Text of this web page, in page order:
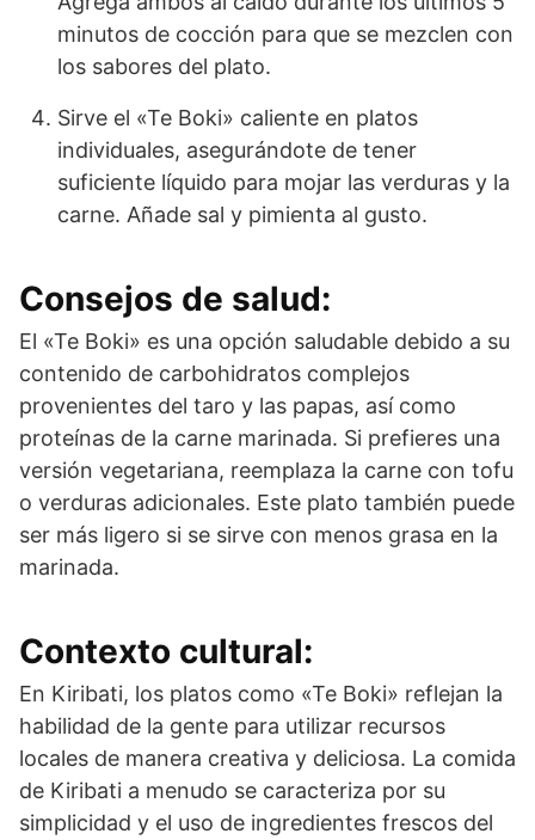
minutos de cocción para que se mezclen con
los sabores del plato.
Sirve el «Te Boki» caliente en platos
individuales, asegurándote de tener
suficiente líquido para mojar las verduras y la
carne. Añade sal y pimienta al gusto.
Consejos de salud:
El «Te Boki» es una opción saludable debido a su
contenido de carbohidratos complejos
provenientes del taro y las papas, así como
proteínas de la carne marinada. Si prefieres una
versión vegetariana, reemplaza la carne con tofu
o verduras adicionales. Este plato también puede
ser más ligero si se sirve con menos grasa en la
marinada.
Contexto cultural:
En Kiribati, los platos como «Te Boki» reflejan la
habilidad de la gente para utilizar recursos
locales de manera creativa y deliciosa. La comida
de Kiribati a menudo se caracteriza por su
simplicidad y el uso de ingredientes frescos del